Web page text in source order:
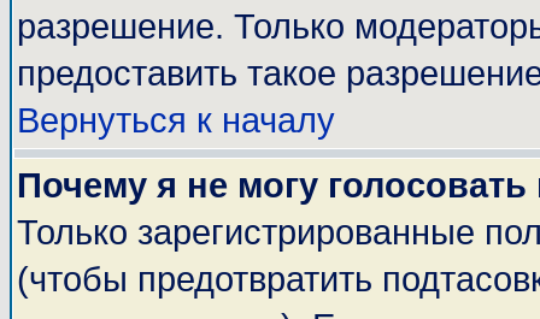
разрешение. Только
предоставить такое
Вернуться к началу
Почему я не могу
Только зарегистрированные
(чтобы предотвратить